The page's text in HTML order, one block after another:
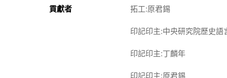
貢獻者 拓工:原君錫
印記印主:中央研究院歷史語
印記印主:丁麟年
印記印主:原君錫